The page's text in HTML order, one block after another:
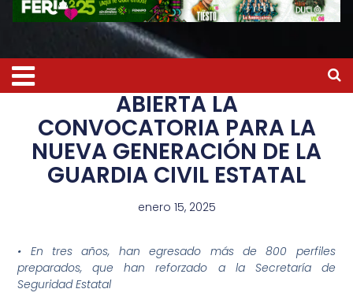
ABIERTA LA
CONVOCATORIA PARA LA
NUEVA GENERACIÓN DE LA
GUARDIA CIVIL ESTATAL
enero 15, 2025
• En tres años, han egresado más de 800 perfiles
preparados, que han reforzado a la Secretaría de
Seguridad Estatal